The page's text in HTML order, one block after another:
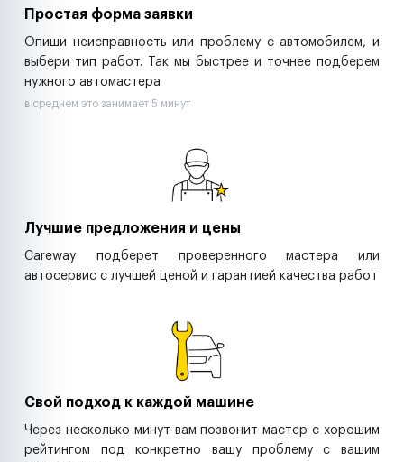
Простая форма заявки
Опиши неисправность или проблему с автомобилем, и
выбери тип работ. Так мы быстрее и точнее подберем
нужного автомастера
в среднем это занимает 5 минут
Лучшие предложения и цены
Careway подберет проверенного мастера или
автосервис с лучшей ценой и гарантией качества работ
Свой подход к каждой машине
Через несколько минут вам позвонит мастер с хорошим
рейтингом под конкретно вашу проблему с вашим